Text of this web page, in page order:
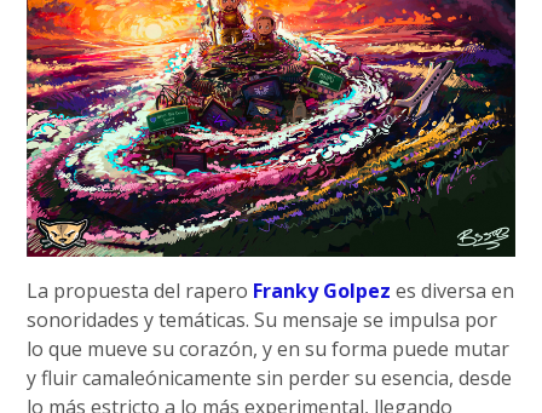
La propuesta del rapero Franky Golpez es diversa en
sonoridades y temáticas. Su mensaje se impulsa por
lo que mueve su corazón, y en su forma puede mutar
y fluir camaleónicamente sin perder su esencia, desde
lo más estricto a lo más experimental, llegando